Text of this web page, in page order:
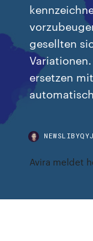
gesellten
ersetzen
Avira meldet